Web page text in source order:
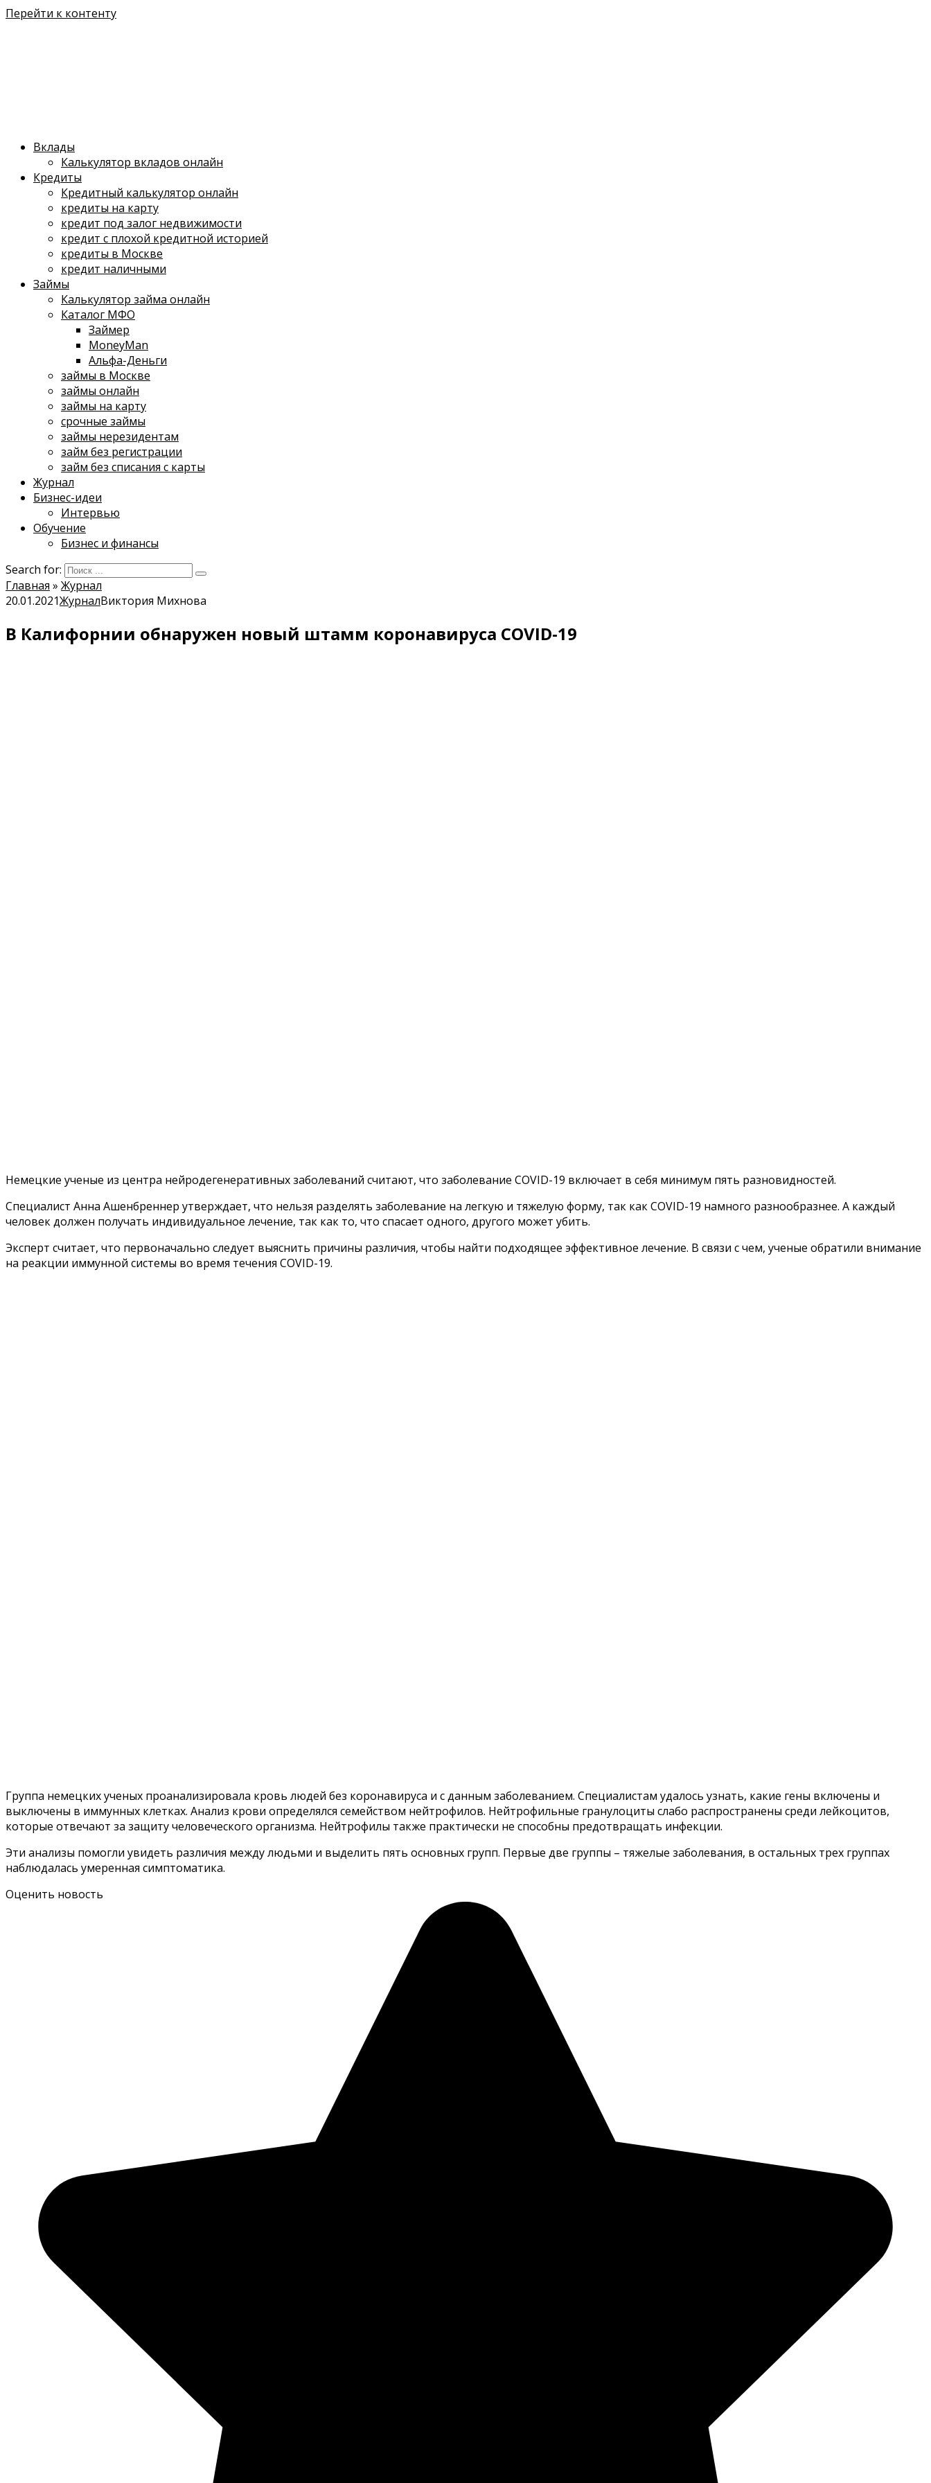
Перейти к контенту
Вклады
Калькулятор вкладов онлайн
Кредиты
Кредитный калькулятор онлайн
кредиты на карту
кредит под залог недвижимости
кредит с плохой кредитной историей
кредиты в Москве
кредит наличными
Займы
Калькулятор займа онлайн
Каталог МФО
Займер
MoneyMan
Альфа-Деньги
займы в Москве
займы онлайн
займы на карту
срочные займы
займы нерезидентам
займ без регистрации
займ без списания с карты
Журнал
Бизнес-идеи
Интервью
Обучение
Бизнес и финансы
Search for:
Главная » Журнал
20.01.2021ЖурналВиктория Михнова
В Калифорнии обнаружен новый штамм коронавируса COVID-19
Немецкие ученые из центра нейродегенеративных заболеваний считают, что заболевание COVID-19 включает в себя минимум пять разновидностей.
Специалист Анна Ашенбреннер утверждает, что нельзя разделять заболевание на легкую и тяжелую форму, так как COVID-19 намного разнообразнее. А каждый
человек должен получать индивидуальное лечение, так как то, что спасает одного, другого может убить.
Эксперт считает, что первоначально следует выяснить причины различия, чтобы найти подходящее эффективное лечение. В связи с чем, ученые обратили внимание
на реакции иммунной системы во время течения COVID-19.
Группа немецких ученых проанализировала кровь людей без коронавируса и с данным заболеванием. Специалистам удалось узнать, какие гены включены и
выключены в иммунных клетках. Анализ крови определялся семейством нейтрофилов. Нейтрофильные гранулоциты слабо распространены среди лейкоцитов,
которые отвечают за защиту человеческого организма. Нейтрофилы также практически не способны предотвращать инфекции.
Эти анализы помогли увидеть различия между людьми и выделить пять основных групп. Первые две группы – тяжелые заболевания, в остальных трех группах
наблюдалась умеренная симптоматика.
Оценить новость